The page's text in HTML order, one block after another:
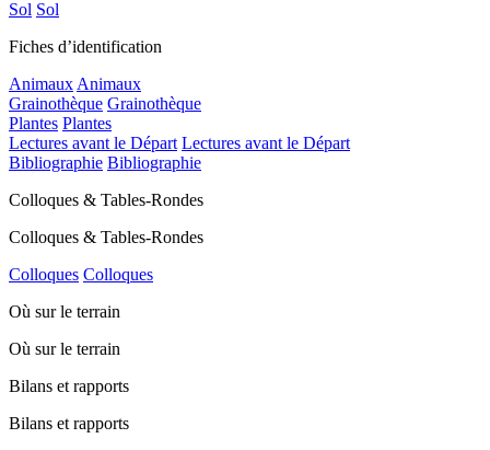
Sol Sol
Fiches d’identification
AnimauxAnimaux
Grainothèque Grainothèque
Plantes Plantes
Lectures avant le Départ Lectures avant le Départ
Bibliographie Bibliographie
Colloques & Tables-Rondes
Colloques & Tables-Rondes
Colloques Colloques
Où sur le terrain
Où sur le terrain
Bilans et rapports
Bilans et rapports